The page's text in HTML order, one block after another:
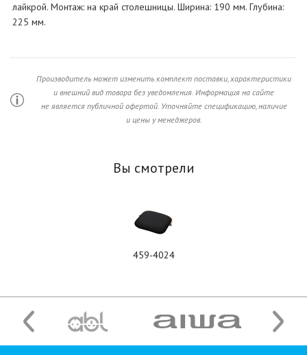
лайкрой. Монтаж: на край столешницы. Ширина: 190 мм. Глубина:
225 мм.
Производитель может изменить комплект поставки, характеристики
и внешний вид товара без уведомления. Информация на сайте
не является публичной офертой. Уточняйте спецификацию, наличие
и цены у менеджеров.
Вы смотрели
459-4024